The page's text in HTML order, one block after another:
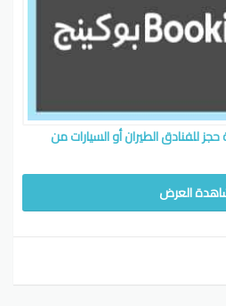
عملية حجز للفنادق الطيران أو السيارات من
العرض